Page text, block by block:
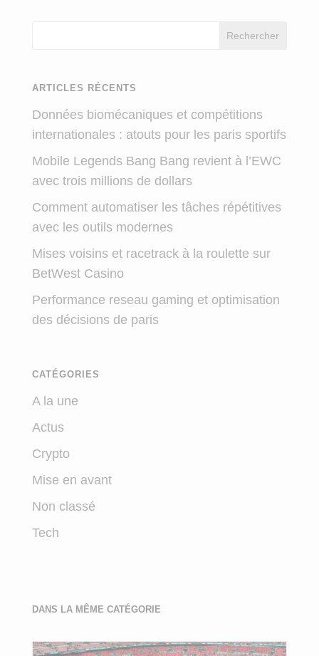
Rechercher
ARTICLES RÉCENTS
Données biomécaniques et compétitions
internationales : atouts pour les paris sportifs
Mobile Legends Bang Bang revient à l’EWC
avec trois millions de dollars
Comment automatiser les tâches répétitives
avec les outils modernes
Mises voisins et racetrack à la roulette sur
BetWest Casino
Performance reseau gaming et optimisation
des décisions de paris
CATÉGORIES
A la une
Actus
Crypto
Mise en avant
Non classé
Tech
DANS LA MÊME CATÉGORIE